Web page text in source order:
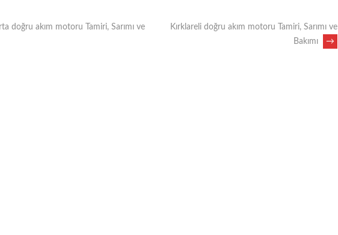
doğru akım motoru Tamiri, Sarımı ve
Kırklareli doğru akım motoru Tamiri, Sarımı ve
Bakımı
→